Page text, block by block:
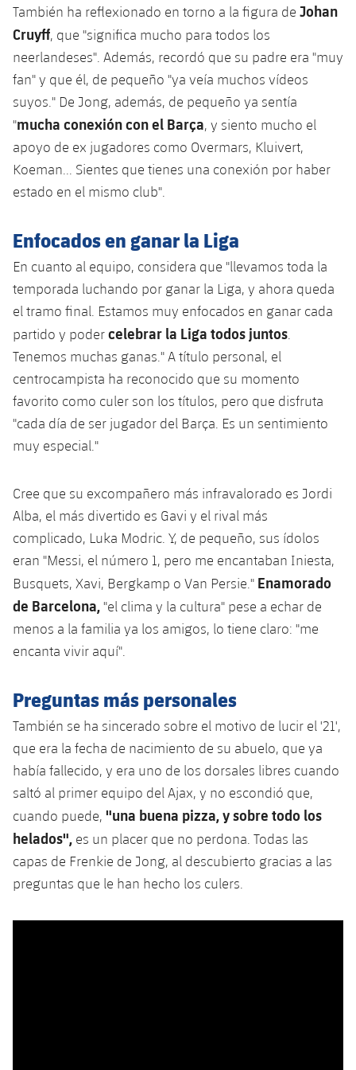
Jugadores
Fotos
Historia
Palmarés
Clasificaciones
Juvenil
Infantil
Alevín
Atletismo
plusicon
más
Masculino
Femenino
Agenda
Baloncesto en silla de ruedas
plusicon
más
Actualidad
Jugadores
Calendario
Resultados
Clasificaciones
Hockey sobre hielo
plusicon
más
Actualidad
Jugadores
Calendario
Resultados
Clasificaciones
Hockey hierba
plusicon
más
Hockey Hierba Masculino
Hockey Hierba Femenino
Actualidad
Plantilla
Agenda
Escuela de Patinaje
Rugby
plusicon
más
Actualidad
Jugadores
Calendario
Resultados
Clasificaciones
Fotos
Voleibol
plusicon
más
Noticias
Voleibol masculino
Voleibol femenino
Apúntate a las amateurs
plusicon
más
Apúntate a las amateurs
PLUSICON
VALORANT Rising
VALORANT Game Changers
eFootball
También ha reflexionado en torno a la figura de Johan
Cruyff, que "significa mucho para todos los
neerlandeses". Además, recordó que su padre era "muy
fan" y que él, de pequeño "ya veía muchos vídeos
suyos." De Jong, además, de pequeño ya sentía
"mucha conexión con el Barça, y siento mucho el
apoyo de ex jugadores como Overmars, Kluivert,
Koeman... Sientes que tienes una conexión por haber
estado en el mismo club".
Enfocados en ganar la Liga
En cuanto al equipo, considera que "llevamos toda la
temporada luchando por ganar la Liga, y ahora queda
el tramo final. Estamos muy enfocados en ganar cada
partido y podercelebrar la Liga todos juntos
Tenemos muchas ganas." A título personal, el
centrocampista ha reconocido que su momento
favorito como culer son los títulos, pero que disfruta
"cada día de ser jugador del Barça. Es un sentimiento
muy especial."
Cree que su excompañero más infravalorado es Jordi
Alba, el más divertido es Gavi y el rival más
complicado, Luka Modric. Y, de pequeño, sus ídolos
eran "Messi, el número 1, pero me encantaban Iniesta,
Busquets, Xavi, Bergkamp o Van Persie." Enamorado
de Barcelona, ​​"el clima y la cultura" pese a echar de
menos a la familia ya los amigos, lo tiene claro: "me
encanta vivir aquí".
Preguntas más personales
También se ha sincerado sobre el motivo de lucir el '21',
que era la fecha de nacimiento de su abuelo, que ya
había fallecido, y era uno de los dorsales libres cuando
saltó al primer equipo del Ajax, y no escondió que,
cuando puede, "una buena pizza, y sobre todo los
helados", es un placer que no perdona. Todas las
capas de Frenkie de Jong, al descubierto gracias a las
preguntas que le han hecho los culers.